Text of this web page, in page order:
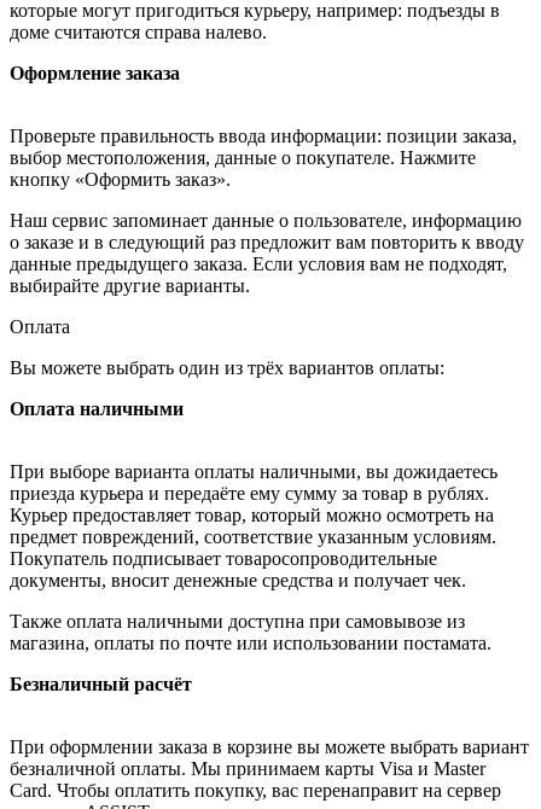
которые могут пригодиться курьеру, например: подъезды в
доме считаются справа налево.
Оформление заказа
Проверьте правильность ввода информации: позиции заказа,
выбор местоположения, данные о покупателе. Нажмите
кнопку «Оформить заказ».
Наш сервис запоминает данные о пользователе, информацию
о заказе и в следующий раз предложит вам повторить к вводу
данные предыдущего заказа. Если условия вам не подходят,
выбирайте другие варианты.
Оплата
Вы можете выбрать один из трёх вариантов оплаты:
Оплата наличными
При выборе варианта оплаты наличными, вы дожидаетесь
приезда курьера и передаёте ему сумму за товар в рублях.
Курьер предоставляет товар, который можно осмотреть на
предмет повреждений, соответствие указанным условиям.
Покупатель подписывает товаросопроводительные
документы, вносит денежные средства и получает чек.
Также оплата наличными доступна при самовывозе из
магазина, оплаты по почте или использовании постамата.
Безналичный расчёт
При оформлении заказа в корзине вы можете выбрать вариант
безналичной оплаты. Мы принимаем карты Visa и Master
Card. Чтобы оплатить покупку, вас перенаправит на сервер